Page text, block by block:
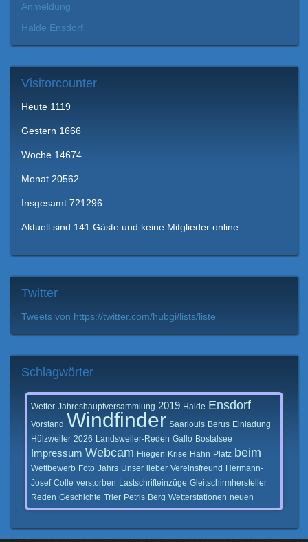
Anmeldung
Halde Ensdorf
Visitorcounter
Heute 1119
Gestern 1666
Woche 14674
Monat 20562
Insgesamt 721296
Aktuell sind 141 Gäste und keine Mitglieder online
Twitter
Tweets von https://twitter.com/hubgi/lists/liste
Schlagwörter
Wetter Jahreshauptversammlung 2019 Halde Ensdorf
Vorstand Windfinder Saarlouis Berus Einladung
Hülzweiler 2026 Landsweiler-Reden Gallo Bostalsee
Impressum Webcam Fliegen Krise Hahn Platz beim
Wettbewerb Foto Jahrs Unser lieber Vereinsfreund Hermann-
Josef Colle verstorben Lastschrifteinzüge Gleitschirmhersteller
Reden Geschichte Trier Petris Berg Wetterstationen neuen